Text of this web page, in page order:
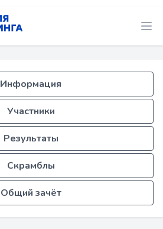
Информация
Участники
Результаты
Скрамблы
Общий зачёт